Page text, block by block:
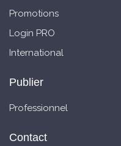
Promotions
Login PRO
International
Publier
Professionnel
Contact